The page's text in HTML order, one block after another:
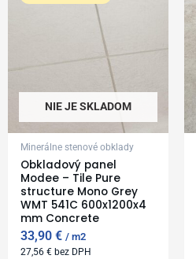
NIE JE SKLADOM
Minerálne stenové obklady
Obkladový panel
Modee – Tile Pure
structure Mono Grey
WMT 541C 600x1200x4
mm Concrete
33,90€ m2
27,56€ bez DPH